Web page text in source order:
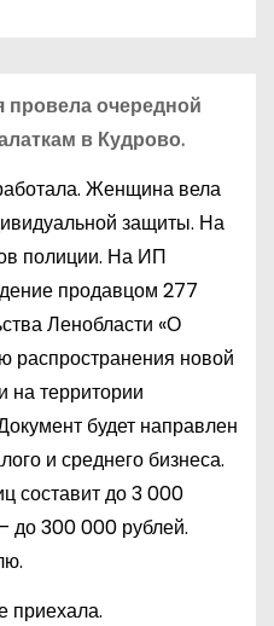
провела очередной
в Кудрово.
Женщина вела
защиты. На
полиции. На ИП
продавцом 277
Ленобласти «О
распространения новой
на территории
будет направлен
и среднего бизнеса.
составит до 3 000
до 300 000 рублей.
приехала.